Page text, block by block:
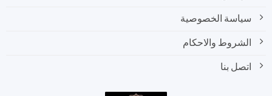
سياسة الخصوصية
الشروط والاحكام
اتصل بنا